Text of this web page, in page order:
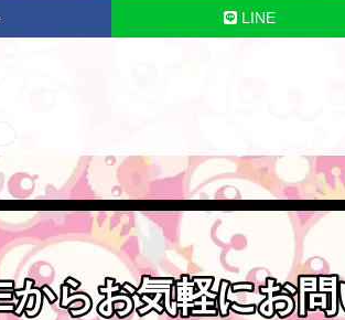
LINE
らお気軽にお
らお気軽にお